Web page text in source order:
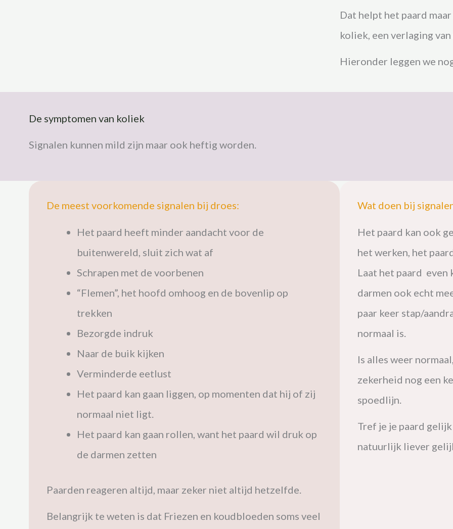
Dat helpt het paard
koliek, een verlaging van
Hieronder leggen we
De symptomen van koliek
Signalen kunnen mild zijn maar ook heftig worden.
De meest voorkomende signalen bij droes:
Het paard heeft minder aandacht voor de
buitenwereld, sluit zich wat af
Schrapen met de voorbenen
“Flemen”, het hoofd omhoog en de bovenlip op
trekken
Bezorgde indruk
Naar de buik kijken
Verminderde eetlust
Het paard kan gaan liggen, op momenten dat hij of zij
normaal niet ligt.
Het paard kan gaan rollen, want het paard wil druk op
de darmen zetten
Paarden reageren altijd, maar zeker niet altijd hetzelfde.
Belangrijk te weten is dat Friezen en koudbloeden soms veel
Wat doen bij
Het paard kan ook
het werken, het
Laat het paard even
darmen ook echt
paar keer stap/
normaal is.
Is alles weer
zekerheid nog een
spoedlijn.
Tref je je paard
natuurlijk liever